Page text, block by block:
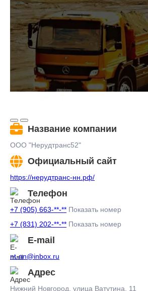
Название компании
ООО "Нерудтранс52"
Официальный сайт
https://нерудтранс-нн.рф/
Телефон
+7 (905) 663-**-** Показать номер
+7 (831) 202-**-** Показать номер
E-mail
nt-nn@inbox.ru
Адрес
Нижний Новгород, улица Ватутина, 11